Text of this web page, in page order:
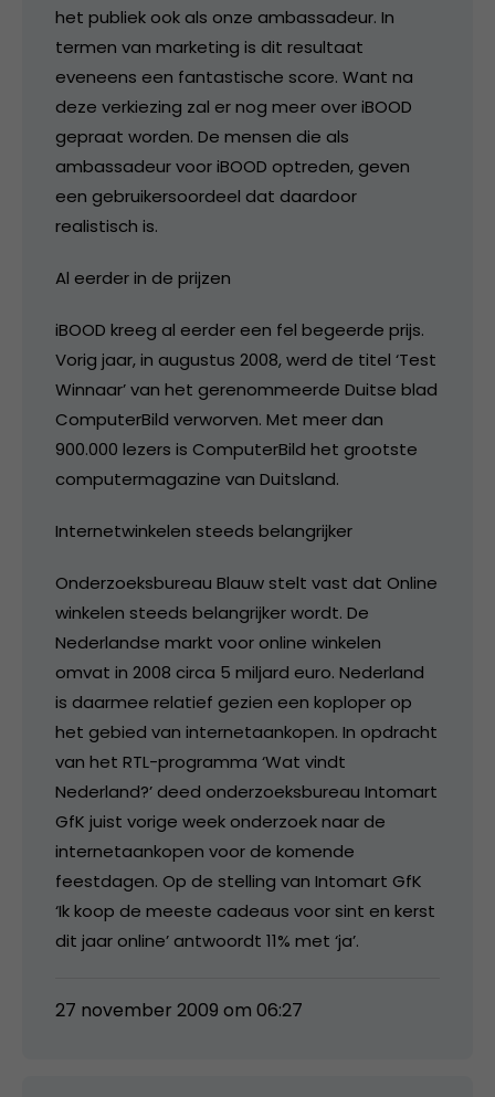
het publiek ook als onze ambassadeur. In
termen van marketing is dit resultaat
eveneens een fantastische score. Want na
deze verkiezing zal er nog meer over iBOOD
gepraat worden. De mensen die als
ambassadeur voor iBOOD optreden, geven
een gebruikersoordeel dat daardoor
realistisch is.
Al eerder in de prijzen
iBOOD kreeg al eerder een fel begeerde prijs.
Vorig jaar, in augustus 2008, werd de titel ‘Test
Winnaar’ van het gerenommeerde Duitse blad
ComputerBild verworven. Met meer dan
900.000 lezers is ComputerBild het grootste
computermagazine van Duitsland.
Internetwinkelen steeds belangrijker
Onderzoeksbureau Blauw stelt vast dat Online
winkelen steeds belangrijker wordt. De
Nederlandse markt voor online winkelen
omvat in 2008 circa 5 miljard euro. Nederland
is daarmee relatief gezien een koploper op
het gebied van internetaankopen. In opdracht
van het RTL-programma ‘Wat vindt
Nederland?’ deed onderzoeksbureau Intomart
GfK juist vorige week onderzoek naar de
internetaankopen voor de komende
feestdagen. Op de stelling van Intomart GfK
‘Ik koop de meeste cadeaus voor sint en kerst
dit jaar online’ antwoordt 11% met ‘ja’.
27 november 2009 om 06:27